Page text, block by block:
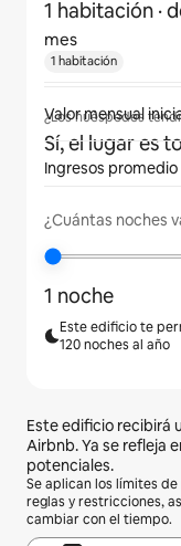
1 habitación ·
mes
¿Los huéspedes
Sí, el lugar es
¿Cuántas noches
1 noche
Este edificio te
120 noches al año
Este edificio recibirá
Airbnb. Ya se refleja
potenciales.
Se aplican los límites
reglas y restricciones,
cambiar con el tiempo.
1 habitación
Valor mensual
Ingresos promedio